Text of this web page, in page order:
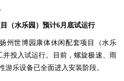
（水乐园）预计6月底试运行
州世博园康体休闲配套项目（水乐
并投入试运行。目前，螺旋极速、雨
游乐设备已全面进入安装阶段。